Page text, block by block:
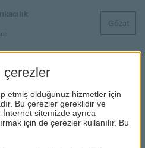
Gözat
ARACI
çerezler
etmiş olduğunuz hizmetler için
Bu çerezler gereklidir ve
İnternet sitemizde ayrıca
için de çerezler kullanılır. Bu